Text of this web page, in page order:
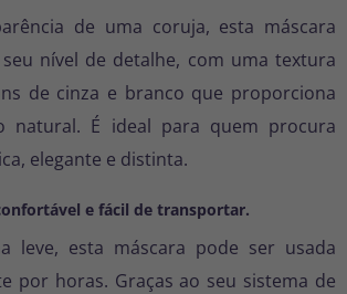
de uma coruja, esta máscara
nível de detalhe, com uma textura
de cinza e branco que proporciona
natural. É ideal para quem procura
elegante e distinta.
e fácil de transportar.
leve, esta máscara pode ser usada
por horas. Graças ao seu sistema de